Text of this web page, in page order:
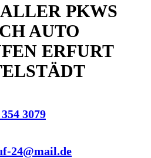
PKWS
AUTO
ERFURT
3079
24@mail.de